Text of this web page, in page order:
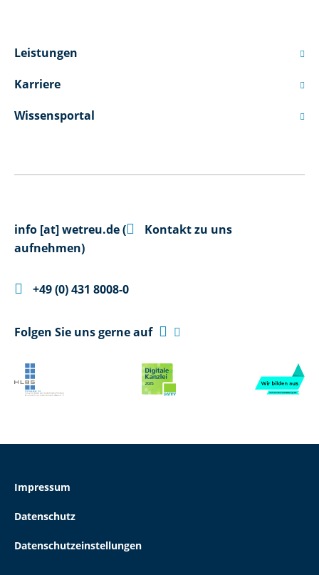
Leistungen 
Karriere 
Wissensportal 
info [at]wetreu.de(
Kontakt zu uns
aufnehmen)
 +49 (0) 431 8008-0
Folgen Sie uns gerne auf  
Impressum
Datenschutz
Datenschutzeinstellungen